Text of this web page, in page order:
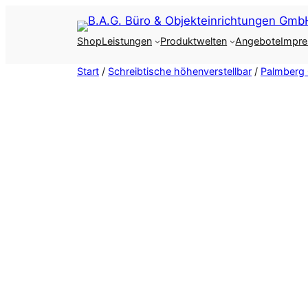
ShopLeistungen Produktwelten Angebote
Start / Schreibtische höhenverstellbar / Palmberg